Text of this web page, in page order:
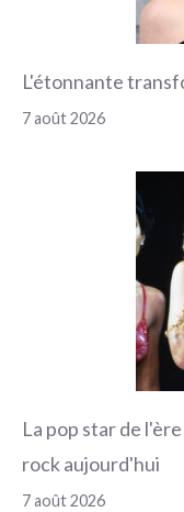
L'étonnante
7 août 2026
La pop star de
rock aujourd'hui
7 août 2026